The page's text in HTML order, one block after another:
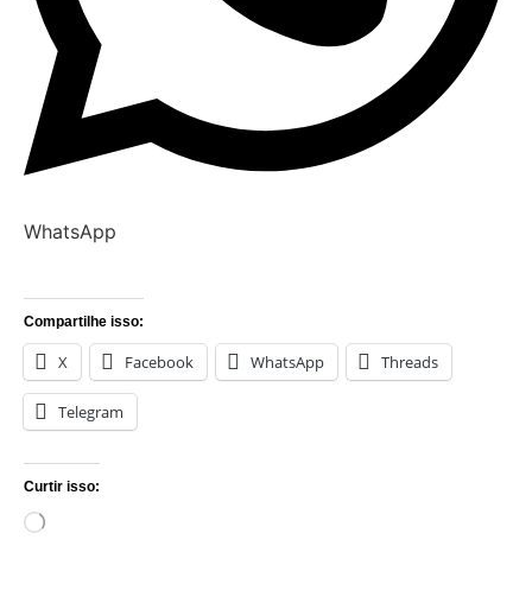
WhatsApp
Compartilhe isso:
X Facebook WhatsApp Threads
Telegram
Curtir isso:
Carregando...